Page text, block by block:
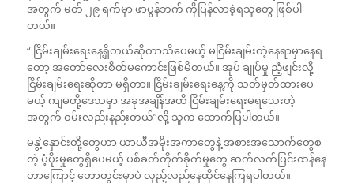
အတွက် မတ် ၂၉ ရက်မှာ ဖာပွန်ဘက် ကိုပြန်လာခဲ့ရသူတွေ ဖြစ်ပါ
တယ်။
“ ငြိမ်းချမ်းရေးနေ့ရှိတယ်ဆိုတာသိပေမယ့် မငြိမ်းချမ်းတဲ့နေရာမှာနေရ
တော့ အတော်လေးစိတ်မကောင်းဖြစ်မိတယ်။ အုပ် ချုပ်မှု ညံ့ဖျင်းလို့
ငြိမ်းချမ်းရေးဆိုတာ မရှိတာ။ ငြိမ်းချမ်းရေးနေ့ကို သတ်မှတ်ထားပေ
မယ့် ကျမတို့ဒေသမှာ အခုအချိန်အထိ ငြိမ်းချမ်းရေးမရသေးတဲ့
အတွက် ဝမ်းလည်းနည်းတယ်”လို့ သူက ထောက်ပြပါတယ်။
မနွဲ့နှောင်းတို့တွေဟာ ယာယီအမိုးအကာတွေနဲ့ အစားအသောက်တွေစ
တဲ့ ပံ့ပိုးမှုတွေရှိပေမယ့် ပစ်ခတ်တိုက်ခိုက်မှုတွေ ဆက်လက်ပြင်းထန်နေ
တာကြောင့် တောတွင်းမှာပဲ လှည့်လည်နေထိုင်နေကြရပါတယ်။